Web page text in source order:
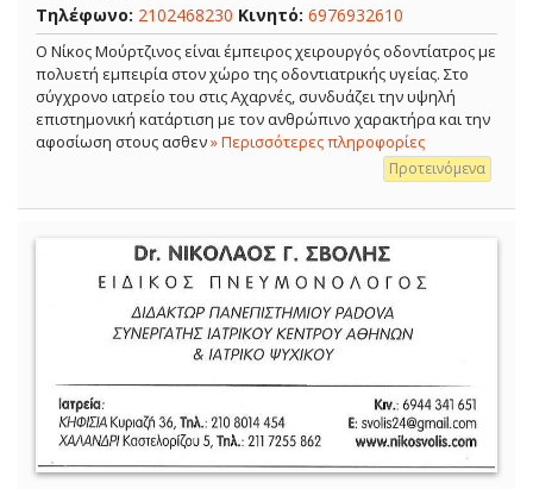
Τηλέφωνο: 2102468230 Κινητό: 6976932610
Ο Νίκος Μούρτζινος είναι έμπειρος χειρουργός οδοντίατρος με
πολυετή εμπειρία στον χώρο της οδοντιατρικής υγείας. Στο
σύγχρονο ιατρείο του στις Αχαρνές, συνδυάζει την υψηλή
επιστημονική κατάρτιση με τον ανθρώπινο χαρακτήρα και την
αφοσίωση στους ασθεν» Περισσότερες πληροφορίες
Προτεινόμενα